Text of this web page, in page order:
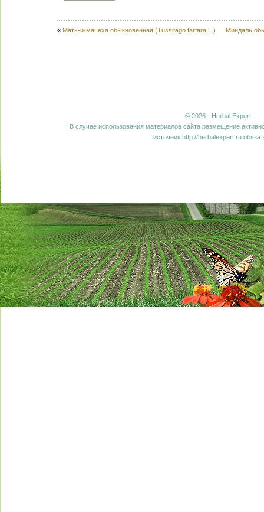
« Мать-и-мачеха обыкновенная (Tussitago farfara L.) Миндаль
© 2026 - Herbal Expert
В случае использования материалов сайта размещение
источник http://herbalexpert.ru